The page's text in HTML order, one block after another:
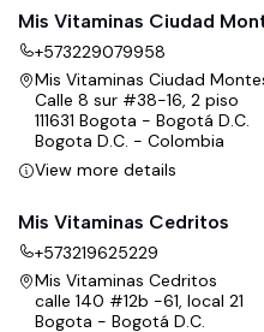
Revisar siempre la etiqueta
Mis Vitaminas Ciudad
+573229079958
Mis Vitaminas Ciudad
Calle 8 sur #38-16, 2 piso
111631 Bogota - Bogotá D.C.
Bogota D.C. - Colombia
View more details
Mis Vitaminas Cedritos
+573219625229
Mis Vitaminas Cedritos
calle 140 #12b -61, local 21
Bogota - Bogotá D.C.